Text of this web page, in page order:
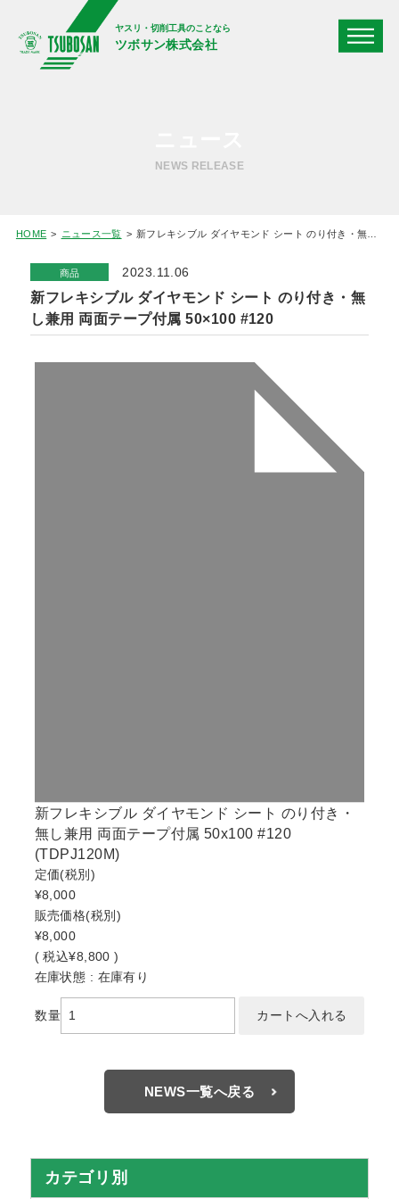
ヤスリ・切削工具のことなら
ツボサン株式会社
NEWS RELEASE
HOME ニュース一覧 新フレキシブル ダイヤモンド シート のり付き・無し兼用 両面テープ付属 50×100 #120
商品 2023.11.06
新フレキシブル ダイヤモンド シート のり付き・無
し兼用 両面テープ付属 50×100 #120
新フレキシブル ダイヤモンド シート のり付き・
無し兼用 両面テープ付属 50x100 #120
(TDPJ120M)
定価(税別)
¥8,000
販売価格(税別)
¥8,000
(税込¥8,800 )
在庫状態 : 在庫有り
数量
NEWS一覧へ戻る
カテゴリ別